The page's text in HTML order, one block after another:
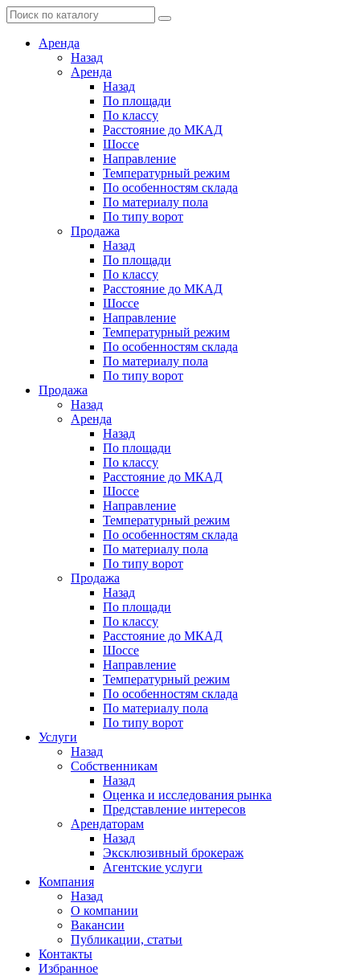
Аренда
Назад
Аренда
Назад
По площади
По классу
Расстояние до МКАД
Шоссе
Направление
Температурный режим
По особенностям склада
По материалу пола
По типу ворот
Продажа
Назад
По площади
По классу
Расстояние до МКАД
Шоссе
Направление
Температурный режим
По особенностям склада
По материалу пола
По типу ворот
Продажа
Назад
Аренда
Назад
По площади
По классу
Расстояние до МКАД
Шоссе
Направление
Температурный режим
По особенностям склада
По материалу пола
По типу ворот
Продажа
Назад
По площади
По классу
Расстояние до МКАД
Шоссе
Направление
Температурный режим
По особенностям склада
По материалу пола
По типу ворот
Услуги
Назад
Собственникам
Назад
Оценка и исследования рынка
Представление интересов
Арендаторам
Назад
Эксклюзивный брокераж
Агентские услуги
Компания
Назад
О компании
Вакансии
Публикации, статьи
Контакты
Избранное